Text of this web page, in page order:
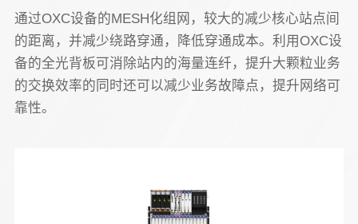
通过OXC设备的MESH化组网，较大的减少核心站点间
的距离，并减少绕路穿通，降低穿通成本。利用OXC设
备的全光背板可消除站内的海量连纤，提升大颗粒业务
的交换效率的同时还可以减少业务故障点，提升网络可
靠性。